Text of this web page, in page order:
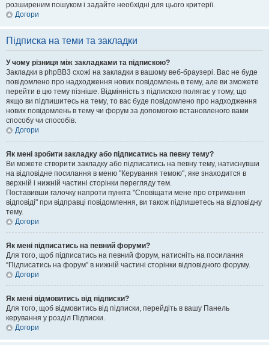
розширеним пошуком і задайте необхідні для цього критерії.
Догори
Підписка на теми та закладки
У чому різниця між закладками та підпискою?
Закладки в phpBB3 схожі на закладки в вашому веб-браузері. Вас не буде
повідомлено про надходження нових повідомлень в тему, але ви зможете
перейти в цю тему пізніше. Відмінність з підпискою полягає у тому, що
якщо ви підпишитесь на тему, то вас буде повідомлено про надходження
нових повідомлень в тему чи форум за допомогою встановленого вами
способу чи способів.
Догори
Як мені зробити закладку або підписатись на певну тему?
Ви можете створити закладку або підписатись на певну тему, натиснувши
на відповідне посилання в меню "Керування темою", яке знаходится в
верхній і нижній частині сторінки перегляду тем.
Поставивши галочку напроти пункта "Сповіщати мене про отримання
відповіді" при відправці повідомлення, ви також підпишетесь на відповідну
тему.
Догори
Як мені підписатись на певний форуми?
Для того, щоб підписатись на певний форум, натисніть на посилання
“Підписатись на форум” в нижній частині сторінки відповідного форуму.
Догори
Як мені відмовитись від підписки?
Для того, щоб відмовитись від підписки, перейдіть в вашу Панель
керування у розділ Підписки.
Догори